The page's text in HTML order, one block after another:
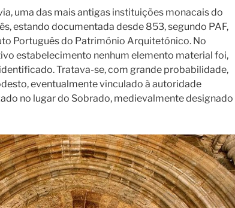
uma das mais antigas instituições monacais do
estando documentada desde 853, segundo PAF,
Português do Património Arquitetónico. No
estabelecimento nenhum elemento material foi,
Tratava-se, com grande probabilidade,
eventualmente vinculado à autoridade
no lugar do Sobrado, medievalmente designado